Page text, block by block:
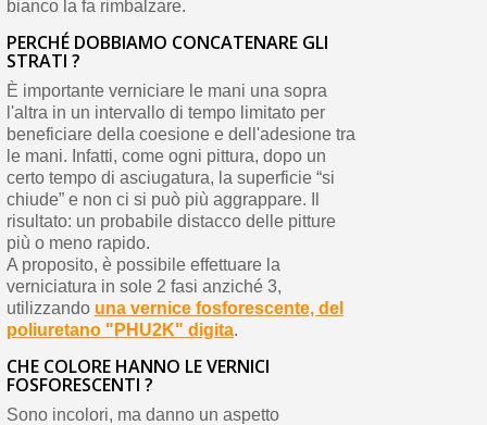
bianco la fa rimbalzare.
PERCHÉ DOBBIAMO CONCATENARE GLI
STRATI ?
È importante verniciare le mani una sopra
l'altra in un intervallo di tempo limitato per
beneficiare della coesione e dell'adesione tra
le mani. Infatti, come ogni pittura, dopo un
certo tempo di asciugatura, la superficie “si
chiude” e non ci si può più aggrappare. Il
risultato: un probabile distacco delle pitture
più o meno rapido.
A proposito, è possibile effettuare la
verniciatura in sole 2 fasi anziché 3,
utilizzando una vernice fosforescente, del
poliuretano "PHU2K" digita.
CHE COLORE HANNO LE VERNICI
FOSFORESCENTI ?
Sono incolori, ma danno un aspetto